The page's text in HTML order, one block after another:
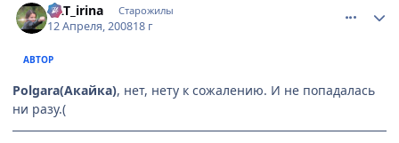
KAT_irina Старожилы
12 Апреля, 200818 г
АВТОР
Polgara(Акайка), нет, нету к сожалению. И не попадалась
ни разу.(